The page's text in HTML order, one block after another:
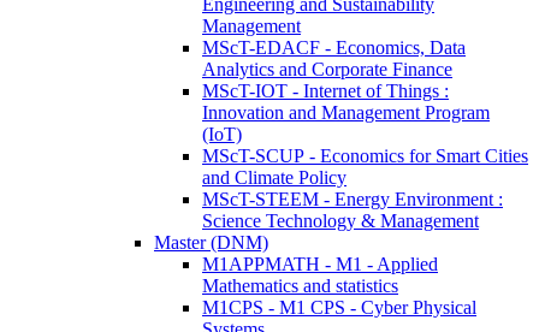
Engineering and Sustainability
Management
MScT-EDACF - Economics, Data
Analytics and Corporate Finance
MScT-IOT - Internet of Things :
Innovation and Management Program
(IoT)
MScT-SCUP - Economics for Smart Cities
and Climate Policy
MScT-STEEM - Energy Environment :
Science Technology & Management
Master (DNM)
M1APPMATH - M1 - Applied
Mathematics and statistics
M1CPS - M1 CPS - Cyber Physical